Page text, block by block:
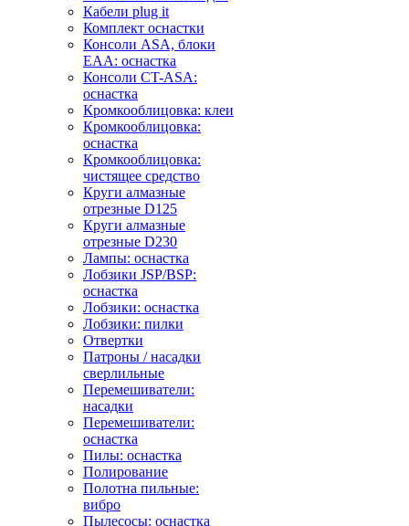
Кабели plug it
Комплект оснастки
Консоли ASA, блоки
EAA: оснастка
Консоли CT-ASA:
оснастка
Кромкооблицовка: клеи
Кромкооблицовка:
оснастка
Кромкооблицовка:
чистящее средство
Круги алмазные
отрезные D125
Круги алмазные
отрезные D230
Лампы: оснастка
Лобзики JSP/BSP:
оснастка
Лобзики: оснастка
Лобзики: пилки
Отвертки
Патроны / насадки
сверлильные
Перемешиватели:
насадки
Перемешиватели:
оснастка
Пилы: оснастка
Полирование
Полотна пильные:
вибро
Пылесосы: оснастка